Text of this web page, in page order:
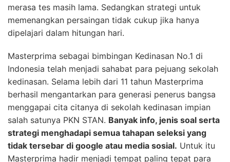
merasa tes masih lama. Sedangkan strategi untuk
memenangkan persaingan tidak cukup jika hanya
dipelajari dalam hitungan hari.
Masterprima sebagai bimbingan Kedinasan No.1 di
Indonesia telah menjadi sahabat para pejuang sekolah
kedinasan. Selama lebih dari 11 tahun Masterprima
berhasil mengantarkan para generasi penerus bangsa
menggapai cita citanya di sekolah kedinasan impian
salah satunya PKN STAN. Banyak info, jenis soal serta
strategi menghadapi semua tahapan seleksi yang
tidak tersebar di google atau media sosial. Untuk itu
Masterprima hadir menjadi tempat paling tepat para